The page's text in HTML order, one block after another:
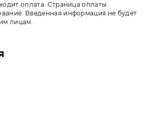
оплата. Страница оплаты
Введенная информация не будет
лицам.